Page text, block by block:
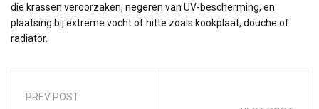
die krassen veroorzaken, negeren van UV-bescherming, en
plaatsing bij extreme vocht of hitte zoals kookplaat, douche of
radiator.
PREV POST